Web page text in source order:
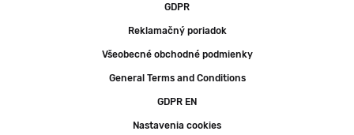
GDPR
Reklamačný poriadok
Všeobecné obchodné podmienky
General Terms and Conditions
GDPR EN
Nastavenia cookies